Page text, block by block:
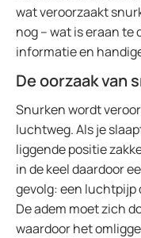
wat veroorzaakt
nog – wat is eraan te
informatie en
De oorzaak van
Snurken wordt
luchtweg. Als je
liggende positie
in de keel daardoor
gevolg: een luchtpijp
De adem moet zich
waardoor het